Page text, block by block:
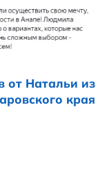
от Натальи из
края